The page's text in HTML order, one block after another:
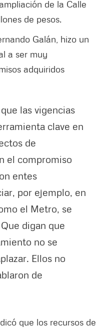
de la Calle
de pesos.
Galán, hizo un
a ser muy
adquiridos
las vigencias
clave en
de
el compromiso
entes
por ejemplo, en
el Metro, se
digan que
no se
Ellos no
de
que los recursos de